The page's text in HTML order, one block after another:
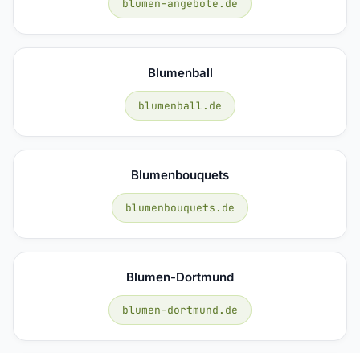
blumen-angebote.de
Blumenball
blumenball.de
Blumenbouquets
blumenbouquets.de
Blumen-Dortmund
blumen-dortmund.de